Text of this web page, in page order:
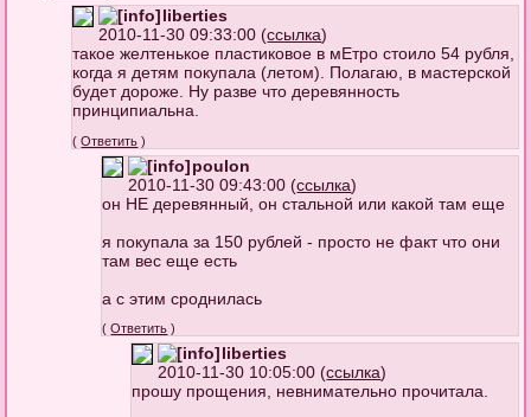
liberties
2010-11-30 09:33:00 (ссылка)
такое желтенькое пластиковое в мЕтро стоило 54 рубля,
когда я детям покупала (летом). Полагаю, в мастерской
будет дороже. Ну разве что деревянность
принципиальна.
(Ответить )
poulon
2010-11-30 09:43:00 (ссылка)
он НЕ деревянный, он стальной или какой там еще
я покупала за 150 рублей - просто не факт что они
там вес еще есть
а с этим сроднилась
(Ответить )
liberties
2010-11-30 10:05:00 (ссылка)
прошу прощения, невнимательно прочитала.